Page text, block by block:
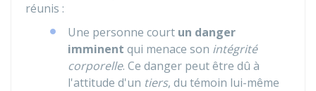
réunis :
Une personne court un danger
imminent qui menace son intégrité
corporelle. Ce danger peut être dû à
l'attitude d'un tiers, du témoin lui-même